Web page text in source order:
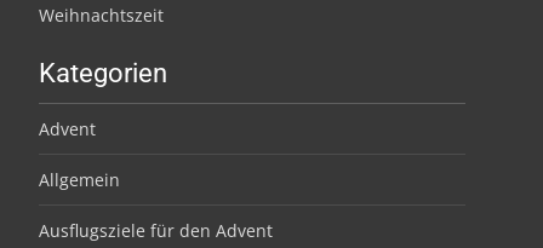
Weihnachtszeit
Kategorien
Advent
Allgemein
Ausflugsziele für den Advent